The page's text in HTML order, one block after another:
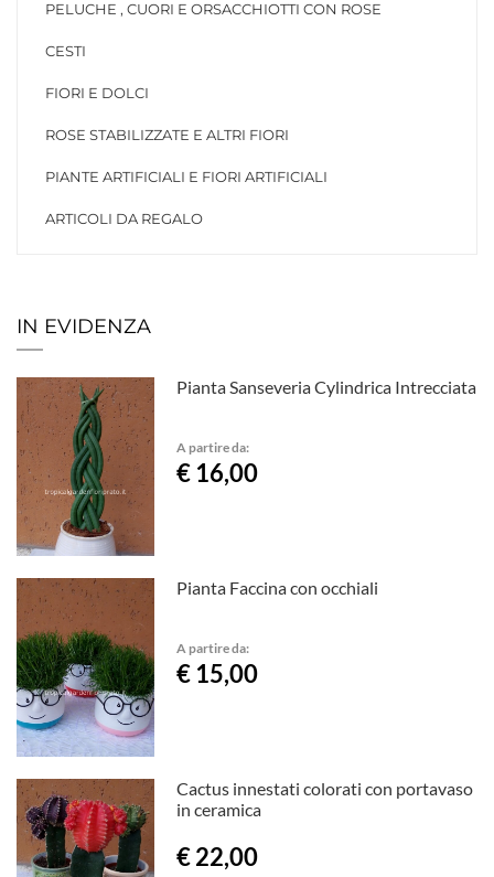
PELUCHE , CUORI E ORSACCHIOTTI CON ROSE
CESTI
FIORI E DOLCI
ROSE STABILIZZATE E ALTRI FIORI
PIANTE ARTIFICIALI E FIORI ARTIFICIALI
ARTICOLI DA REGALO
IN EVIDENZA
Pianta Sanseveria Cylindrica Intrecciata
A partire da:
€ 16,00
Pianta Faccina con occhiali
A partire da:
€ 15,00
Cactus innestati colorati con portavaso
in ceramica
€ 22,00